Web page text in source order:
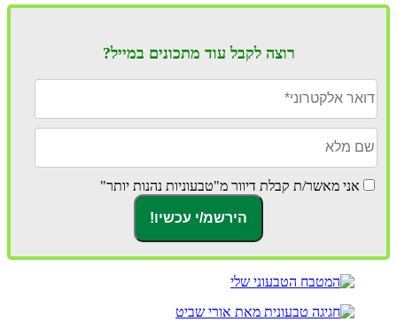
רוצה לקבל עוד מתכונים במייל?
אני מאשר/ת קבלת דיוור מ"טבעוניות נהנות יותר"